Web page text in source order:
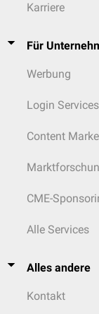
Karriere
Für
Werbung
Login Services
Content
CME-
Alle Services
Alles andere
Kontakt